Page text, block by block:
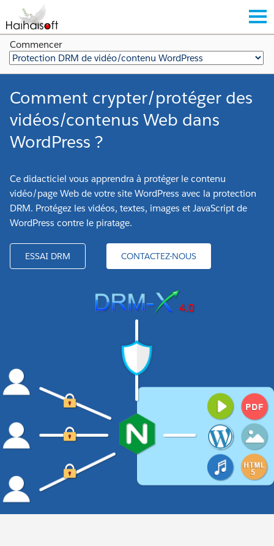
Commencer
Comment crypter/protéger des
vidéos/contenus Web dans
WordPress ?
Ce didacticiel vous apprendra à protéger le contenu
vidéo/page Web de votre site WordPress avec la protection
DRM. Protégez les vidéos, textes, images et JavaScript de
WordPress contre le piratage.
ESSAI DRM CONTACTEZ-NOUS